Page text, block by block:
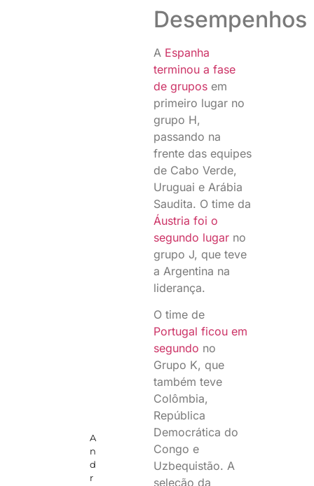
A
n
d
r
Desempenhos
A Espanha
terminou a fase
de gruposem
primeiro lugar no
grupo H,
passando na
frente das equipes
de Cabo Verde,
Uruguai e Arábia
Saudita. O time da
Áustria foi o
segundo lugarno
grupo J, que teve
a Argentina na
liderança.
O time de
Portugal ficou em
segundo no
Grupo K, que
também teve
Colômbia,
República
Democrática do
Congo e
Uzbequistão. A
seleção da